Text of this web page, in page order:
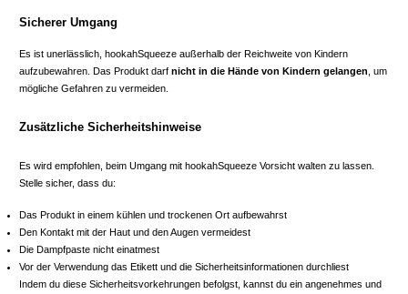
Sicherer Umgang
Es ist unerlässlich, hookahSqueeze außerhalb der Reichweite von Kindern
aufzubewahren. Das Produkt darf nicht in die Hände von Kindern gelangen , um
mögliche Gefahren zu vermeiden.
Zusätzliche Sicherheitshinweise
Es wird empfohlen, beim Umgang mit hookahSqueeze Vorsicht walten zu lassen.
Stelle sicher, dass du:
Das Produkt in einem kühlen und trockenen Ort aufbewahrst
Den Kontakt mit der Haut und den Augen vermeidest
Die Dampfpaste nicht einatmest
Vor der Verwendung das Etikett und die Sicherheitsinformationen durchliest
Indem du diese Sicherheitsvorkehrungen befolgst, kannst du ein angenehmes und